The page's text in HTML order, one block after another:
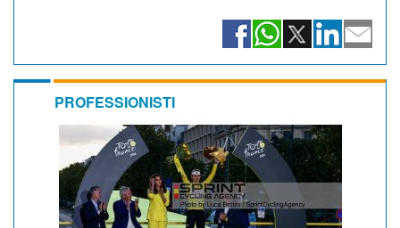
PROFESSIONISTI